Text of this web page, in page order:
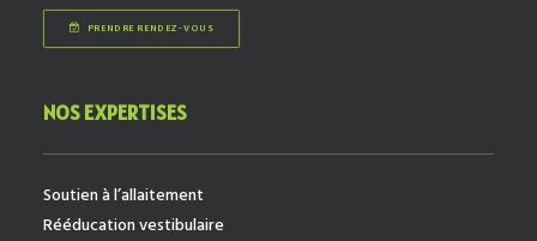
PRENDRE RENDEZ-VOUS
NOS EXPERTISES
Soutien à l’allaitement
Rééducation vestibulaire